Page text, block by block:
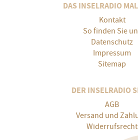
DAS INSELRADIO
Kontakt
So finden Sie
Datenschutz
Impressum
Sitemap
DER INSELRADIO
AGB
Versand und
Widerrufsrecht